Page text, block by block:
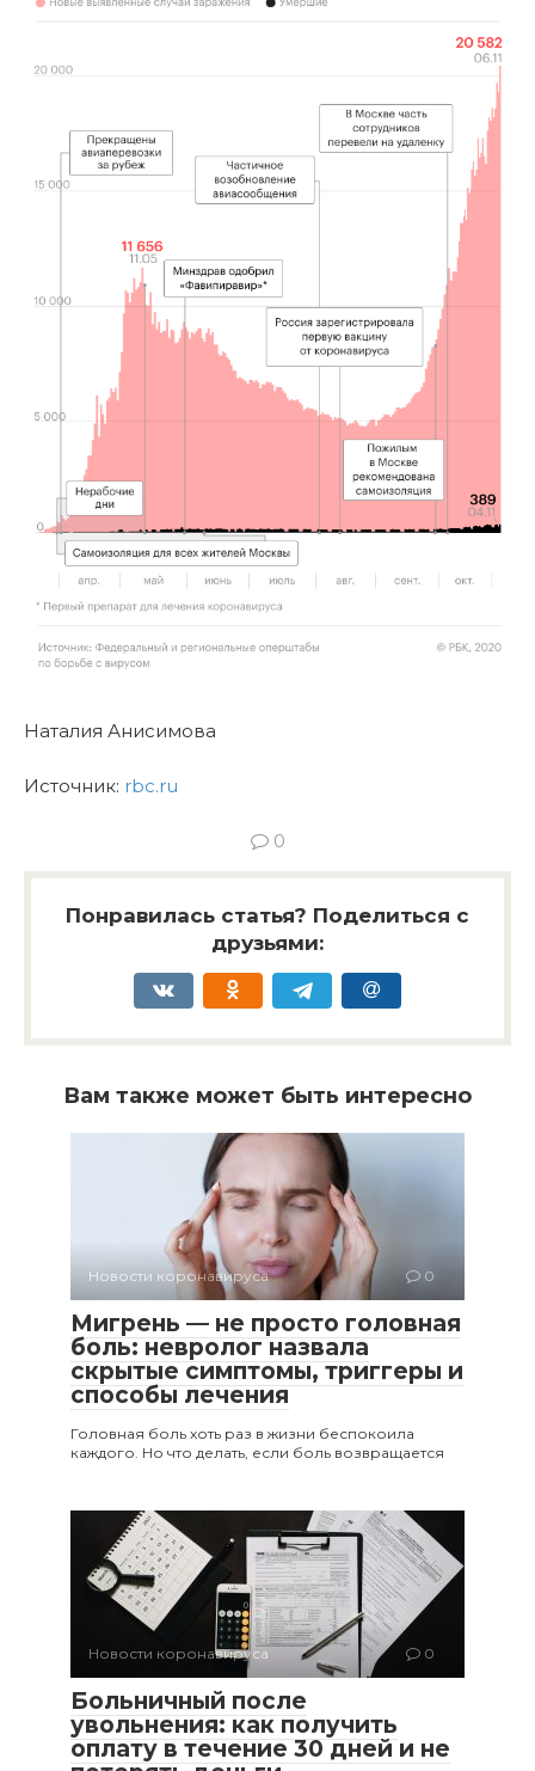
Наталия Анисимова
Источник: rbc.ru
0
Понравилась статья? Поделиться с
друзьями:
Вам также может быть интересно
Новости коронавируса 0
Мигрень — не просто головная
боль: невролог назвала
скрытые симптомы, триггеры и
способы лечения
Головная боль хоть раз в жизни беспокоила
каждого. Но что делать, если боль возвращается
Новости коронавируса 0
Больничный после
увольнения: как получить
оплату в течение 30 дней и не